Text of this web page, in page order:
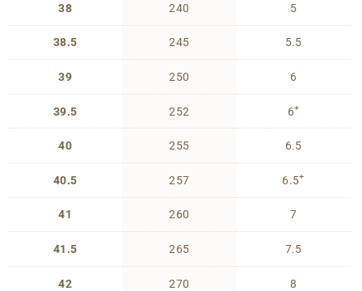
38
38.5
39
39.5
40
40.5
41
41.5
42
240
245
250
252
255
257
260
265
270
5
5.5
6
6+
6.5
6.5+
7
7.5
8